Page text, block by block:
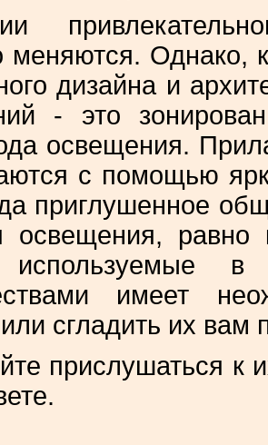
меняются. Однако,
дизайна и
- это
освещения.
с помощью
приглушенное
освещения, равно
используемые
имеет
сгладить их вам
прислушаться к